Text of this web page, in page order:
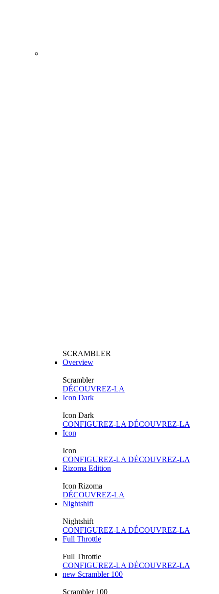
SCRAMBLER
Overview
Scrambler
DÉCOUVREZ-LA
Icon Dark
Icon Dark
CONFIGUREZ-LA DÉCOUVREZ-LA
Icon
Icon
CONFIGUREZ-LA DÉCOUVREZ-LA
Rizoma Edition
Icon Rizoma
DÉCOUVREZ-LA
Nightshift
Nightshift
CONFIGUREZ-LA DÉCOUVREZ-LA
Full Throttle
Full Throttle
CONFIGUREZ-LA DÉCOUVREZ-LA
new Scrambler 100
Scrambler 100